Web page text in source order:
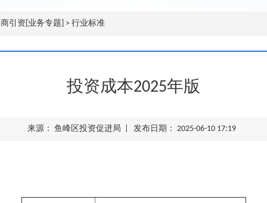
引资[业务专题] > 行业标准
投资成本2025年版
来源： 鱼峰区投资促进局 | 发布日期： 2025-06-10 17:19